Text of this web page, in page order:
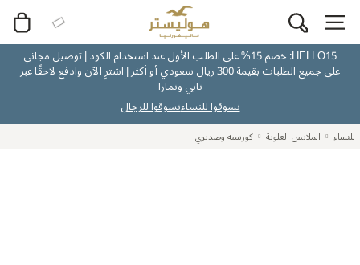
HELLO15: خصم 15% على الطلب الأول عند استخدام الكود | توصيل مجاني
على جميع الطلبات بقيمة 300 ريال سعودي أو أكثر | اشترِ الآن وادفع لاحقًا عبر
تابي وتمارا
تسوقوا للنساءتسوقوا للرجال
للنساء الملابس العلوية كورسيه وصديري